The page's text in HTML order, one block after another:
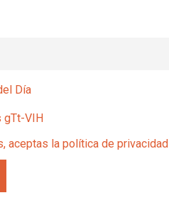
Día
gTt-VIH
aceptas la política de privacidad